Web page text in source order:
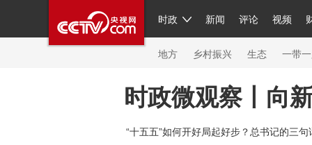
时政 新闻 评论 视频
人民领袖习近平 联播+ 中国
直播 片库 栏目大全 节目单
繁体 海外频道 iPanda
地方 乡村振兴 生态 一带
网络春晚 共产党员网 秧纪录 纪
时政微观察丨向
“十五五”如何开好局起好步？总书记的三